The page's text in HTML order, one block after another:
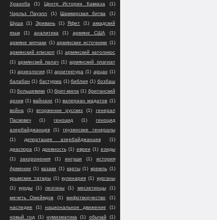
Храхоба
(1) Центр Истории Кавказа
(1)
Чарльз Пауэлл
(1) Шамкирская битва
(1)
Шуша
(1) Эривань (1) Яфет (1)
аккадский
язык
(1) аналитика (1) армяне США
(1)
армяне кипчаки (1) армянские источники (1)
армянский епископ (1) армянский католикос
(1) армянский палач (1) армянский плагиат
(1) археология (1) архитектура (1) арцах (1)
балабан (1) бастурма (1) библия (1) бозбаш
(1) большевики (1) брит-мила (1) британский
архив (1) вайнахи (1) валериан мадатов (1)
война
(1) вторжение русских (1)
генерал
Паскевич
(1) геноцид (1)
геноцид
азербайджанцев
(1)
грузинские генералы
(1)
депортация азербайджанцев
(1)
диаспора (1) древность (1) евреи (1) езиды
(1)
захоронения (1) ингуши (1)
история
Армении (1) казаки (1) карты (1) кремль (1)
крымские татары (1) кулинария (1) курганы
(1)
курды (1) лезгины (1) месхетинцы
(1)
мечеть Омейядов
(1) мифотворчество
(1)
наследие
(1) национальное движение
(1)
новый год
(1) нумизматика (1) обычай
(1)